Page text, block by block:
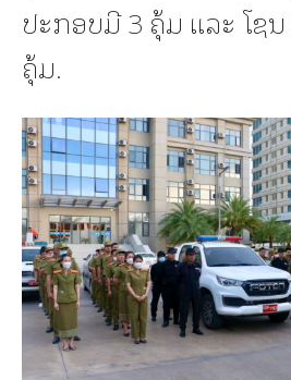
ປະກອບມີ 3 ຄຸ້ມ ແລະ ໂຊ
ຄຸ້ມ.